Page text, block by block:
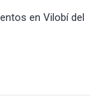
en Vilobí del